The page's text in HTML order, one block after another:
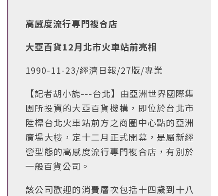
高感度流行專門複合店
大亞百貨12月北市火車站前亮相
1990-11-23/經濟日報/27版/專業
【記者胡小旎---台北】由亞洲世界國際集
團所投資的大亞百貨機構，即位於台北市
陸標台北火車站前方之商圈中心點的亞洲
廣場大樓，定十二月正式開幕，是屬新經
營型態的高感度流行專門複合店，有別於
一般百貨公司。
該公司歡迎的消費層次包括十四歲到十八